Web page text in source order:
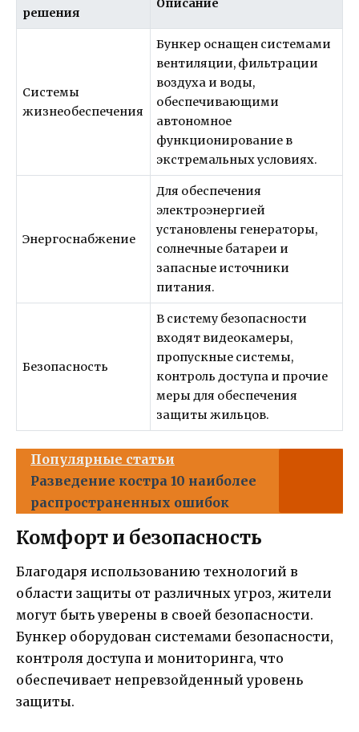
решения
Описание
Системы
жизнеобеспечения
Бункер оснащен системами
вентиляции, фильтрации
воздуха и воды,
обеспечивающими
автономное
функционирование в
экстремальных условиях.
Энергоснабжение
Для обеспечения
электроэнергией
установлены генераторы,
солнечные батареи и
запасные источники
питания.
Безопасность
В систему безопасности
входят видеокамеры,
пропускные системы,
контроль доступа и прочие
меры для обеспечения
защиты жильцов.
Популярные статьи
Разведение костра 10 наиболее
распространенных ошибок
Комфорт и безопасность
Благодаря использованию технологий в
области защиты от различных угроз, жители
могут быть уверены в своей безопасности.
Бункер оборудован системами безопасности,
контроля доступа и мониторинга, что
обеспечивает непревзойденный уровень
защиты.